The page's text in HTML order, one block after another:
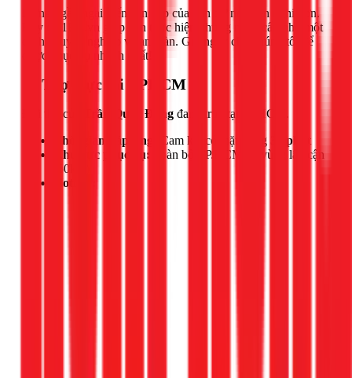
Đừng ngần ngại biến căn bếp của bạn trở nên tiện nghi hơn.
Hãy để 1Fix.vn giúp bạn thực hiện những nâng cấp nhỏ một
cách chuyên nghiệp và an toàn. Gọi ngay cho chúng tôi để
được phục vụ nhanh nhất!
📍 Thợ trực tại TPHCM
Đội thợ của Trần Quốc Đông đang trực tại TPHCM.
Thời gian đáp ứng:
Cam kết có mặt trong
30 phút
Khu vực phục vụ:
Toàn bộ TP.HCM và vùng lân cận
(50km)
Hotline: